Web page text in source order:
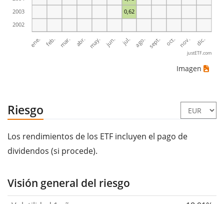
0,62
ene. feb. mar. abr. may. jun. jul. ago. sept. oct. nov. dic.
2002
2003
justETF.com
Imagen
Riesgo
Los rendimientos de los ETF incluyen el pago de
dividendos (si procede).
Visión general del riesgo